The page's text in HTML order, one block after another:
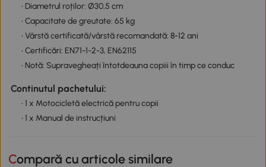
• Diametrul roților: Ø30,5 cm
• Capacitate de greutate: 65 kg
• Vârstă certificată/vârstă recomandată: 8-12 ani
• Certificări: EN71-1-2-3, EN62115
• Notă: Supravegheați întotdeauna copiii în timp ce conduc
Continutul pachetului:
• 1 x Motocicletă electrică pentru copii
• 1 x Manual de instrucțiuni
Compară cu articole similare